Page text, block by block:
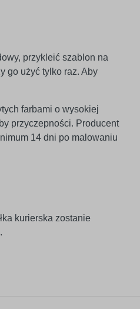
przykleić szablon na
go użyć tylko raz. Aby
farbami o wysokiej
przyczepności. Producent
14 dni po malowaniu
kurierska zostanie